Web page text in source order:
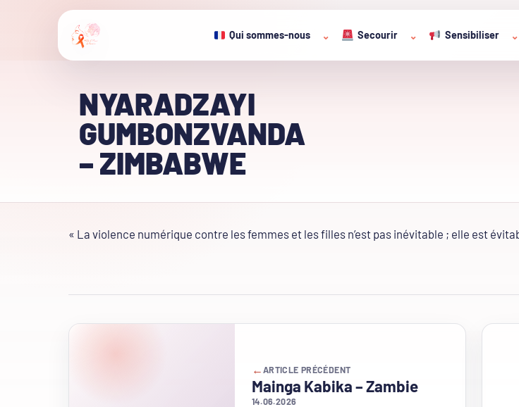
Qui sommes-nous ⌄ Secourir ⌄ Sensibiliser ⌄
NYARADZAYI
GUMBONZVANDA
– ZIMBABWE
« La violence numérique contre les femmes et les filles n’est pas inévitable ; elle est
← ARTICLE PRÉCÉDENT
Mainga Kabika – Zambie
14.06.2026